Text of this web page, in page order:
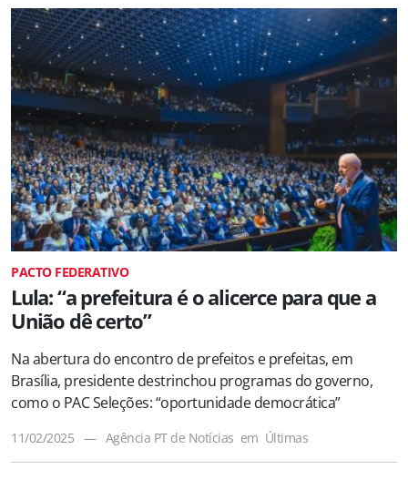
PACTO FEDERATIVO
Lula: “a prefeitura é o alicerce para que a
União dê certo”
Na abertura do encontro de prefeitos e prefeitas, em
Brasília, presidente destrinchou programas do governo,
como o PAC Seleções: “oportunidade democrática”
11/02/2025 — Agência PT de Notícias em Últimas